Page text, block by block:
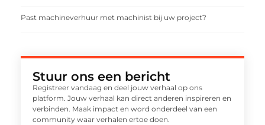
Past machineverhuur met machinist bij uw project?
Stuur ons een bericht
Registreer vandaag en deel jouw verhaal op ons
platform. Jouw verhaal kan direct anderen inspireren en
verbinden. Maak impact en word onderdeel van een
community waar verhalen ertoe doen.